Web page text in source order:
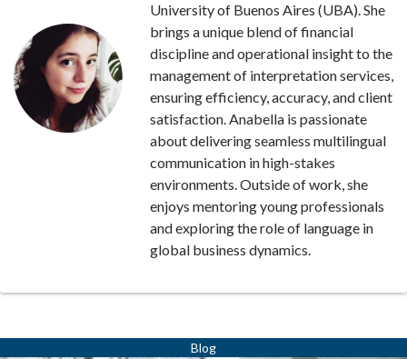
University of Buenos Aires (UBA). She
brings a unique blend of financial
discipline and operational insight to the
management of interpretation services,
ensuring efficiency, accuracy, and client
satisfaction. Anabella is passionate
about delivering seamless multilingual
communication in high-stakes
environments. Outside of work, she
enjoys mentoring young professionals
and exploring the role of language in
global business dynamics.